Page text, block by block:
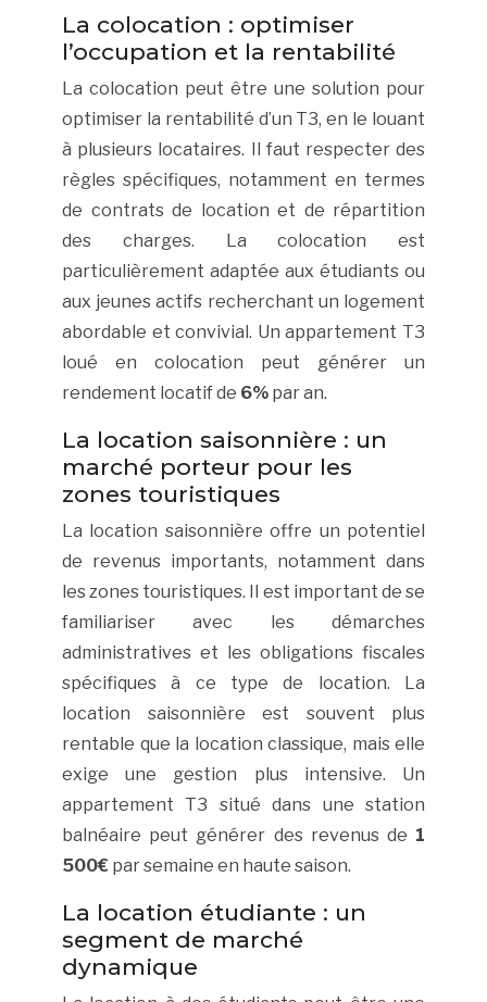
La colocation : optimiser
l’occupation et la rentabilité
La colocation peut être une solution pour
optimiser la rentabilité d’un T3, en le louant
à plusieurs locataires. Il faut respecter des
règles spécifiques, notamment en termes
de contrats de location et de répartition
des charges. La colocation est
particulièrement adaptée aux étudiants ou
aux jeunes actifs recherchant un logement
abordable et convivial. Un appartement T3
loué en colocation peut générer un
rendement locatif de 6% par an.
La location saisonnière : un
marché porteur pour les
zones touristiques
La location saisonnière offre un potentiel
de revenus importants, notamment dans
les zones touristiques. Il est important de se
familiariser avec les démarches
administratives et les obligations fiscales
spécifiques à ce type de location. La
location saisonnière est souvent plus
rentable que la location classique, mais elle
exige une gestion plus intensive. Un
appartement T3 situé dans une station
balnéaire peut générer des revenus de 1
500€ par semaine en haute saison.
La location étudiante : un
segment de marché
dynamique